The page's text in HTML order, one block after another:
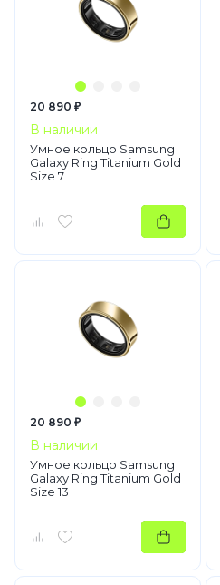
20 890 ₽
В наличии
Умное кольцо Samsung
Galaxy Ring Titanium Gold
Size 7
20 890 ₽
В наличии
Умное кольцо Samsung
Galaxy Ring Titanium Gold
Size 13